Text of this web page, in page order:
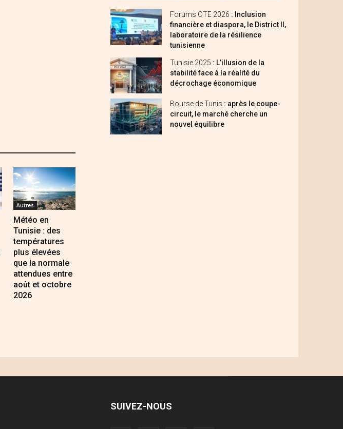
Autres
Météo en
Tunisie : des
températures
plus élevées
que la normale
attendues entre
août et octobre
2026
Forums OTE 2026 : Inclusion
financière et diaspora, le District II,
laboratoire de la résilience
tunisienne
Tunisie 2025 : L’illusion de la
stabilité face à la réalité du
décrochage économique
Bourse de Tunis : après le coupe-
circuit, le marché cherche un
nouvel équilibre
SUIVEZ-NOUS